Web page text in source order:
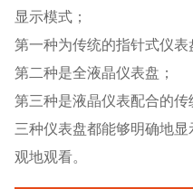
显示模式；
第一种为传统的指针式仪表
第二种是全液晶仪表盘；
第三种是液晶仪表配合的传
三种仪表盘都能够明确地
观地观看。